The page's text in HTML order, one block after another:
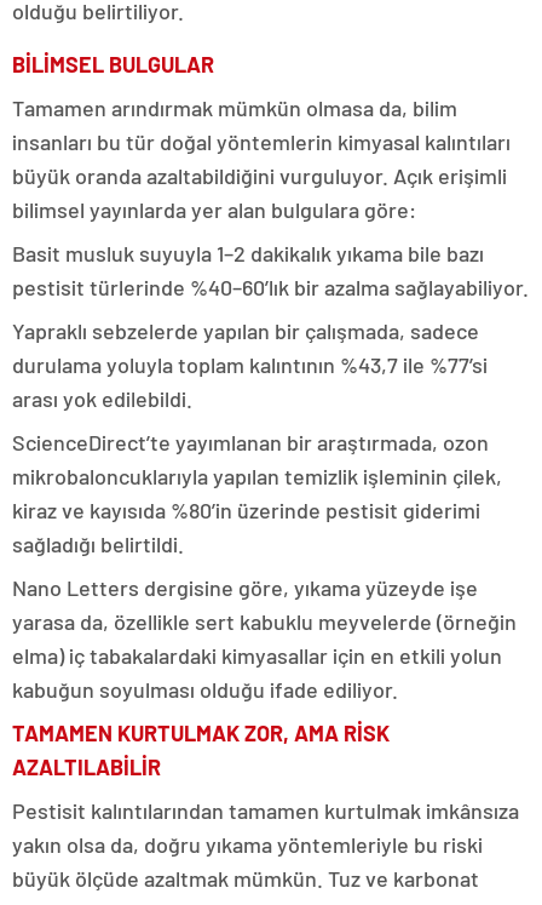
olduğu belirtiliyor.
BİLİMSEL BULGULAR
Tamamen arındırmak mümkün olmasa da, bilim
insanları bu tür doğal yöntemlerin kimyasal kalıntıları
büyük oranda azaltabildiğini vurguluyor. Açık erişimli
bilimsel yayınlarda yer alan bulgulara göre:
Basit musluk suyuyla 1–2 dakikalık yıkama bile bazı
pestisit türlerinde %40–60’lık bir azalma sağlayabiliyor.
Yapraklı sebzelerde yapılan bir çalışmada, sadece
durulama yoluyla toplam kalıntının %43,7 ile %77’si
arası yok edilebildi.
ScienceDirect’te yayımlanan bir araştırmada, ozon
mikrobaloncuklarıyla yapılan temizlik işleminin çilek,
kiraz ve kayısıda %80’in üzerinde pestisit giderimi
sağladığı belirtildi.
Nano Letters dergisine göre, yıkama yüzeyde işe
yarasa da, özellikle sert kabuklu meyvelerde (örneğin
elma) iç tabakalardaki kimyasallar için en etkili yolun
kabuğun soyulması olduğu ifade ediliyor.
TAMAMEN KURTULMAK ZOR, AMA RİSK
AZALTILABİLİR
Pestisit kalıntılarından tamamen kurtulmak imkânsıza
yakın olsa da, doğru yıkama yöntemleriyle bu riski
büyük ölçüde azaltmak mümkün. Tuz ve karbonat